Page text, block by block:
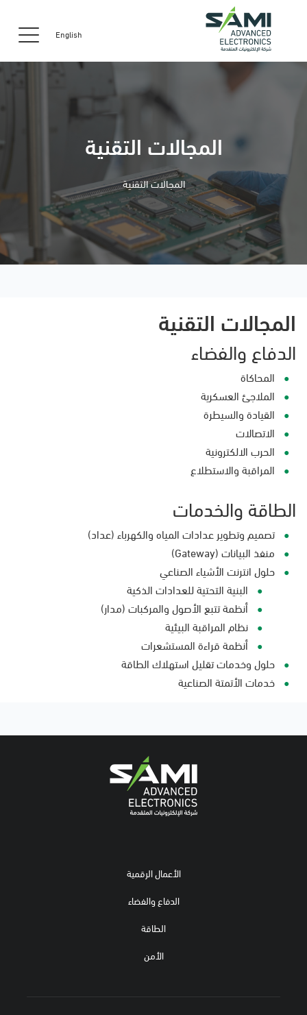
English
المجالات التقنية
المجالات التقنية
المجالات التقنية
الدفاع والفضاء
المحاكاة
الملاجئ العسكرية
القيادة والسيطرة
الاتصالات
الحرب الالكترونية
المراقبة والاستطلاع
الطاقة والخدمات
تصميم وتطوير عدادات المياه والكهرباء (عداد)
منفذ البيانات (Gateway)
حلول انترنت الأشياء الصناعي
البنية التحتية للعدادات الذكية
أنظمة تتبع الأصول والمركبات (مدار)
نظام المراقبة البيئية
أنظمة قراءة المستشعرات
حلول وخدمات تقليل استهلاك الطاقة
خدمات الأتمتة الصناعية
الأعمال الرقمية
الدفاع والفضاء
الطاقة
الأمن